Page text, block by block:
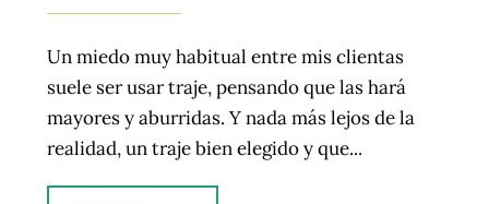
Un miedo muy habitual entre mis clientas
suele ser usar traje, pensando que las hará
mayores y aburridas. Y nada más lejos de la
realidad, un traje bien elegido y que...